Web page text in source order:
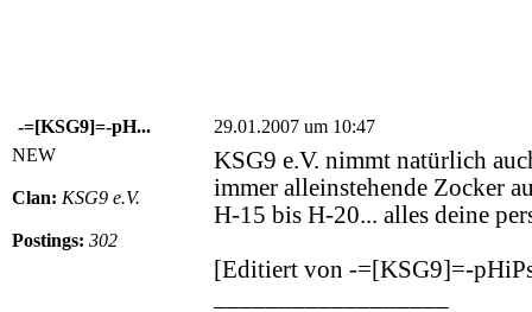
-=[KSG9]=-pH...
29.01.2007 um 10:47
NEW
Clan: KSG9 e.V.
Postings: 302
KSG9 e.V. nimmt natürlich
immer alleinstehende Zocker
H-15 bis H-20... alles deine
[Editiert von -=[KSG9]=-